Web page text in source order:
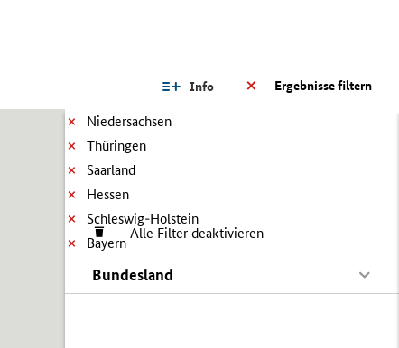
Ergebnisse filtern
Info
Niedersachsen
Thüringen
Saarland
Hessen
Schleswig-Holstein
Bayern
Alle Filter deaktivieren
Bundesland